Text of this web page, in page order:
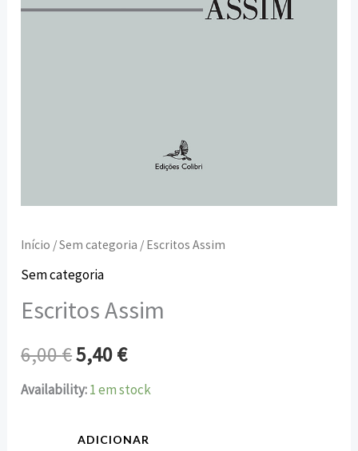
Início /Sem categoria / Escritos Assim
Sem categoria
Escritos Assim
6,00€5,40€
Availability:1 em stock
ADICIONAR